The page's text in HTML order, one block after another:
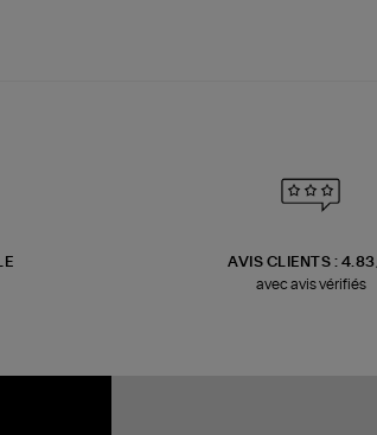
AVIS CLIENTS :
avec avis vérifiés